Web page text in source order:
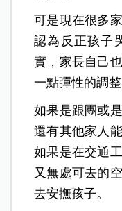
可是現在很多
認為反正孩子
實，家長自己
一點彈性的調整
如果是跟團或
還有其他家人
如果是在交通
又無處可去的
去安撫孩子。